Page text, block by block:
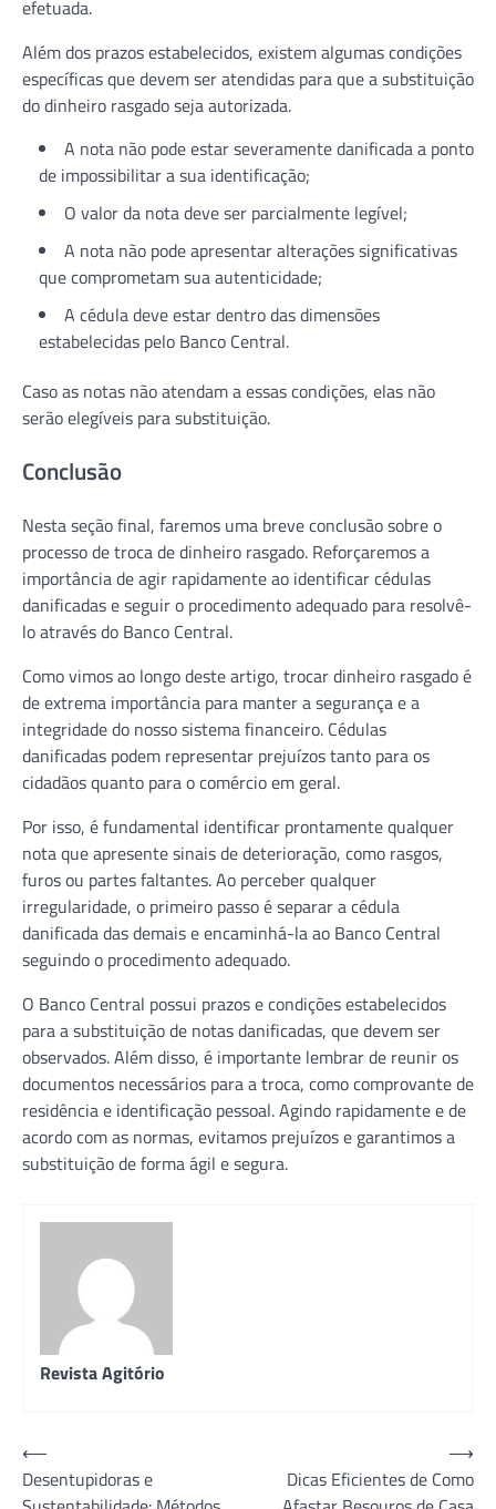
efetuada.
Além dos prazos estabelecidos, existem algumas condições
específicas que devem ser atendidas para que a substituição
do dinheiro rasgado seja autorizada.
A nota não pode estar severamente danificada a ponto
de impossibilitar a sua identificação;
O valor da nota deve ser parcialmente legível;
A nota não pode apresentar alterações significativas
que comprometam sua autenticidade;
A cédula deve estar dentro das dimensões
estabelecidas pelo Banco Central.
Caso as notas não atendam a essas condições, elas não
serão elegíveis para substituição.
Conclusão
Nesta seção final, faremos uma breve conclusão sobre o
processo de troca de dinheiro rasgado. Reforçaremos a
importância de agir rapidamente ao identificar cédulas
danificadas e seguir o procedimento adequado para resolvê-
lo através do Banco Central.
Como vimos ao longo deste artigo, trocar dinheiro rasgado é
de extrema importância para manter a segurança e a
integridade do nosso sistema financeiro. Cédulas
danificadas podem representar prejuízos tanto para os
cidadãos quanto para o comércio em geral.
Por isso, é fundamental identificar prontamente qualquer
nota que apresente sinais de deterioração, como rasgos,
furos ou partes faltantes. Ao perceber qualquer
irregularidade, o primeiro passo é separar a cédula
danificada das demais e encaminhá-la ao Banco Central
seguindo o procedimento adequado.
O Banco Central possui prazos e condições estabelecidos
para a substituição de notas danificadas, que devem ser
observados. Além disso, é importante lembrar de reunir os
documentos necessários para a troca, como comprovante de
residência e identificação pessoal. Agindo rapidamente e de
acordo com as normas, evitamos prejuízos e garantimos a
substituição de forma ágil e segura.
Revista Agitório
Navegação
de
⟵
Desentupidoras e
Dicas Eficientes de Como
⟶